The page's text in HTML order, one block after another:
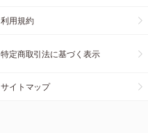
利用規約
特定商取引法に基づく表示
サイトマップ